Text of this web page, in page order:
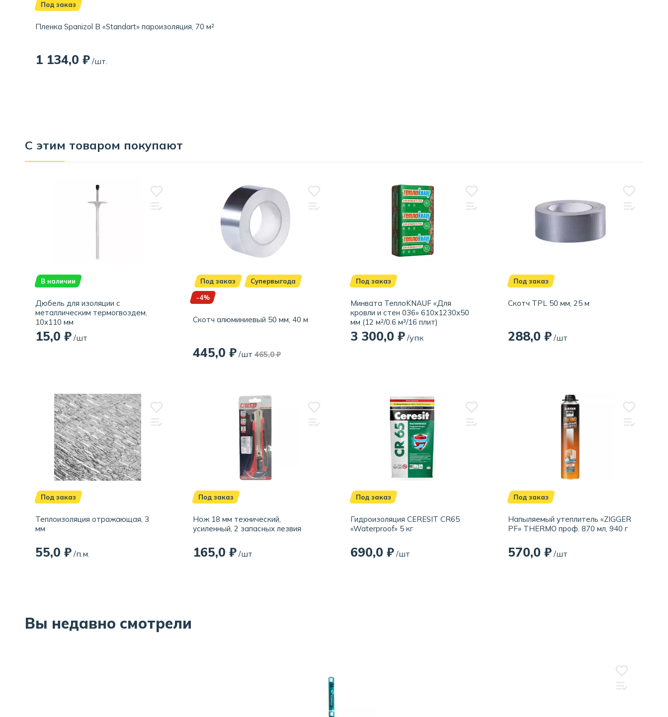
Под заказ
Пленка Spanizol B «Standart» пароизоляция, 70 м²
1 134,0 ₽ /шт.
С этим товаром покупают
В наличии
Дюбель для изоляции с
металлическим термогвоздем,
10x110 мм
15,0 ₽ /шт
Под заказ Cупервыгода
-4%
Скотч алюминиевый 50 мм, 40 м
445,0 ₽ /шт 465,0 ₽
Под заказ
Минвата ТеплоKNAUF «Для
кровли и стен 036» 610х1230х50
мм (12 м²/0.6 м³/16 плит)
3 300,0 ₽ /упк
Под заказ
Скотч TPL 50 мм, 25 м
288,0 ₽ /шт
Под заказ
Теплоизоляция отражающая, 3
мм
55,0 ₽ /п.м.
Под заказ
Нож 18 мм технический,
усиленный, 2 запасных лезвия
165,0 ₽ /шт
Под заказ
Гидроизоляция CERESIT CR65
«Waterproof» 5 кг
690,0 ₽ /шт
Под заказ
Напыляемый утеплитель «ZIGGER
PF» THERMO проф. 870 мл, 940 г
570,0 ₽ /шт
Вы недавно смотрели